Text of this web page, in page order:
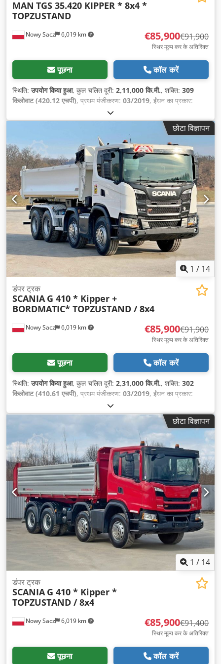
Nowy Sacz 6,019 km
MAN TGS 35.420 KIPPER * 8x4 *
TOPZUSTAND
€85,900€91,900
स्थिर मूल्य कर के अतिरिक्त
पूछना कॉल करें
स्थिति:उपयोग किया हुआ, कुल चलित दूरी: 2,11,000 कि.मी., शक्ति: 309
किलोवाट (420.12 एचपी), प्रथम पंजीकरण: 03/2019, ईंधन का प्रकार:
, धुरा विन्यास:
सफ़ेद, गियरिंग प्रकार:स्वचालित, निर्माण वर्ष:2019, उपकरण:एबीएस, एयर
छोटा विज्ञापन
1 / 14
Nowy Sacz 6,019 km
डंपर ट्रक
SCANIA G 410 * Kipper +
BORDMATIC* TOPZUSTAND / 8x4
€85,900€91,900
स्थिर मूल्य कर के अतिरिक्त
पूछना कॉल करें
स्थिति:उपयोग किया हुआ, कुल चलित दूरी: 2,31,000 कि.मी., शक्ति: 302
किलोवाट (410.61 एचपी), प्रथम पंजीकरण: 03/2019, ईंधन का प्रकार:
, धुरा विन्यास:
प्रकार:स्वचालित, लोडिंग स्पेस की लंबाई:5,600 मिमी, लोडिंग स्पेस की चौड़ाई:
2019, उपकरण:
एबीएस, एयर कंडीशनिंग
छोटा विज्ञापन
1 / 14
Nowy Sacz 6,019 km
डंपर ट्रक
SCANIA G 410 * Kipper *
TOPZUSTAND / 8x4
€85,900€91,400
स्थिर मूल्य कर के अतिरिक्त
पूछना कॉल करें